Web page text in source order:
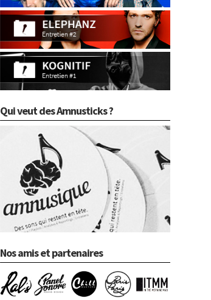
Qui veut des Amnusticks ?
Nos amis et partenaires